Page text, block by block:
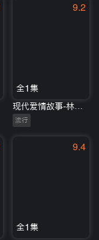
9.2
全1集
流行
9.4
全1集